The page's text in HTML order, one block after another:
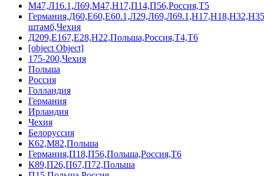
M47,Л16.1,Л69,М47,Н17,П14,П56,Россия,Т5
штамб,Чехия
Д209,Е167,Е28,Н22,Польша,Россия,Т4,Т6
[object Object]
175-200,Чехия
Польша
Россия
Голландия
Германия
Ирландия
Чехия
Белоруссия
К62,М82,Польша
Германия,П18,П56,Польша,Россия,Т6
К89,П26,П67,П72,Польша